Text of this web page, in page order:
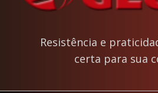
Resistência e
certa para sua